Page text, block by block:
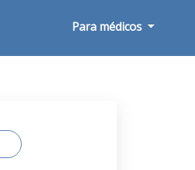
Para médicos